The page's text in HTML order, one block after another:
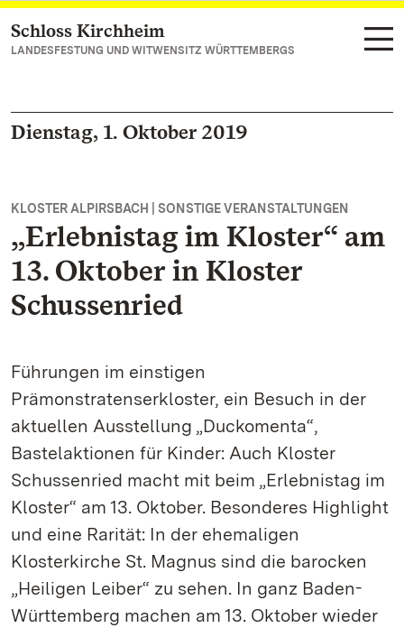
Zum Hauptinhalt springen
Schloss Kirchheim
LANDESFESTUNG UND WITWENSITZ WÜRTTEMBERGS
Dienstag, 1. Oktober 2019
KLOSTER ALPIRSBACH | SONSTIGE VERANSTALTUNGEN
„Erlebnistag im Kloster“ am
13. Oktober in Kloster
Schussenried
Führungen im einstigen
Prämonstratenserkloster, ein Besuch in der
aktuellen Ausstellung „Duckomenta“,
Bastelaktionen für Kinder: Auch Kloster
Schussenried macht mit beim „Erlebnistag im
Kloster“ am 13. Oktober. Besonderes Highlight
und eine Rarität: In der ehemaligen
Klosterkirche St. Magnus sind die barocken
„Heiligen Leiber“ zu sehen. In ganz Baden-
Württemberg machen am 13. Oktober wieder